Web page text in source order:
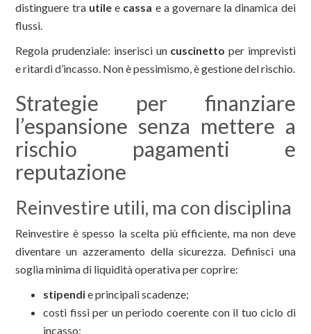
distinguere tra utilee cassa e a governare la dinamica dei
flussi.
Regola prudenziale: inserisci un cuscinetto per imprevisti
e ritardi d’incasso. Non è pessimismo, è gestione del rischio.
Strategie per finanziare
l’espansione senza mettere a
rischio pagamenti e
reputazione
Reinvestire utili, ma con disciplina
Reinvestire è spesso la scelta più efficiente, ma non deve
diventare un azzeramento della sicurezza. Definisci una
soglia minima di liquidità operativa per coprire:
stipendie principali scadenze;
costi fissi per un periodo coerente con il tuo ciclo di
incasso;